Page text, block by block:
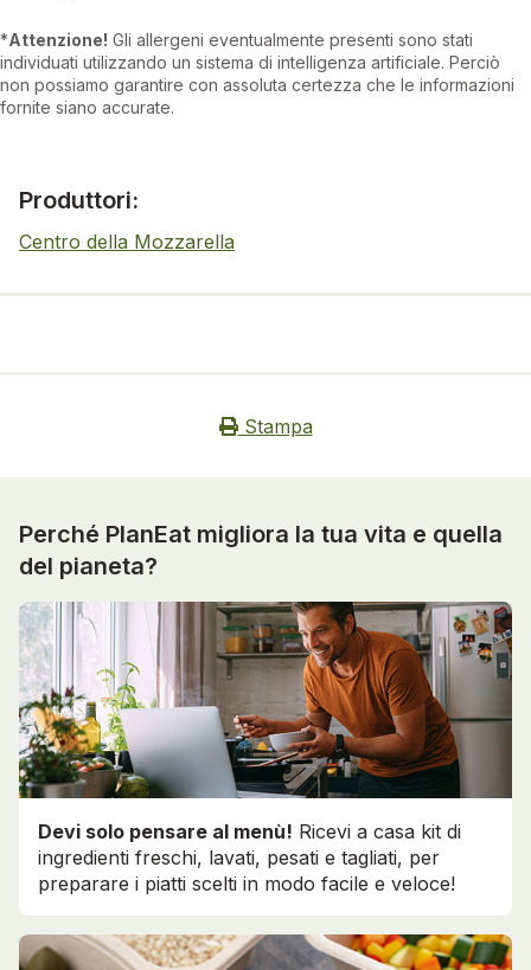
*Attenzione! Gli allergeni eventualmente presenti sono stati
individuati utilizzando un sistema di intelligenza artificiale. Perciò
non possiamo garantire con assoluta certezza che le informazioni
fornite siano accurate.
Produttori:
Centro della Mozzarella
Stampa
Perché PlanEat migliora la tua vita e quella
del pianeta?
Devi solo pensare al menù! Ricevi a casa kit di
ingredienti freschi, lavati, pesati e tagliati, per
preparare i piatti scelti in modo facile e veloce!